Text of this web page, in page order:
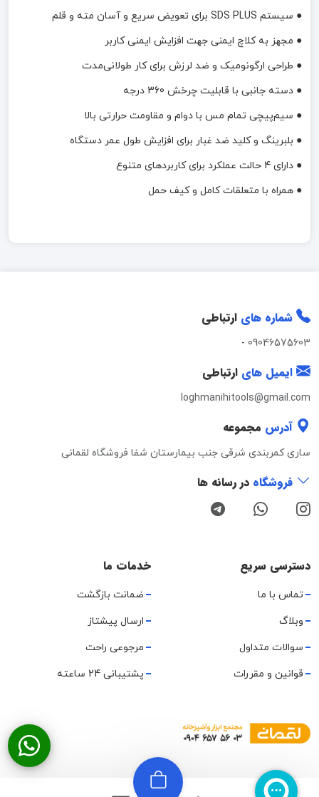
● سیستم SDS PLUS برای تعویض سریع و آسان مته و قلم
● مجهز به کلاچ ایمنی جهت افزایش ایمنی کاربر
● طراحی ارگونومیک و ضد لرزش برای کار طولانی‌مدت
● دسته جانبی با قابلیت چرخش 360 درجه
● سیم‌پیچی تمام مس با دوام و مقاومت حرارتی بالا
● بلبرینگ و کلید ضد غبار برای افزایش طول عمر دستگاه
● دارای 4 حالت عملکرد برای کاربردهای متنوع
● همراه با متعلقات کامل و کیف حمل
شماره های ارتباطی
09046575603
-
ایمیل های ارتباطی
loghmanihitools@gmail.com
آدرس مجموعه
ساری کمربندی شرقی جنب بیمارستان شفا فروشگاه لقمانی
فروشگاه در رسانه ها
دسترسی سریع
تماس با ما
وبلاگ
سوالات متداول
قوانین و مقررات
خدمات ما
ضمانت بازگشت
ارسال پیشتاز
مرجوعی راحت
پشتیبانی 24 ساعته